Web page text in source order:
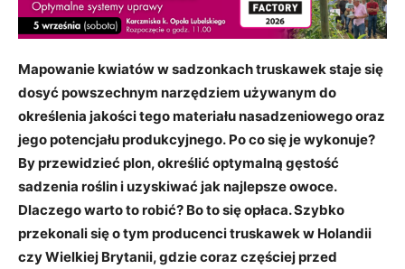
Mapowanie kwiatów w sadzonkach truskawek staje się
dosyć powszechnym narzędziem używanym do
określenia jakości tego materiału nasadzeniowego oraz
jego potencjału produkcyjnego. Po co się je wykonuje?
By przewidzieć plon, określić optymalną gęstość
sadzenia roślin i uzyskiwać jak najlepsze owoce.
Dlaczego warto to robić? Bo to się opłaca. Szybko
przekonali się o tym producenci truskawek w Holandii
czy Wielkiej Brytanii, gdzie coraz częściej przed